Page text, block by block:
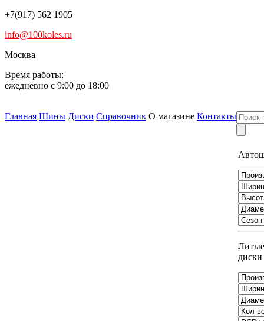
+7(917) 562 1905
info@100koles.ru
Москва
Время работы:
ежедневно с 9:00 до 18:00
Главная Шины Диски Справочник О магазине Контакты
Литые
диски